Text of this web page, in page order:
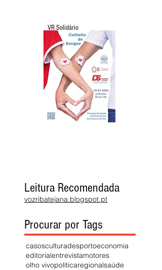
VR Solidário
Leitura Recomendada
vozribatejana.blogspot.pt
Procurar por Tags
casosculturadesportoeconomia
editorialentrevistamotores
olho vivopolíticaregionalsaúde